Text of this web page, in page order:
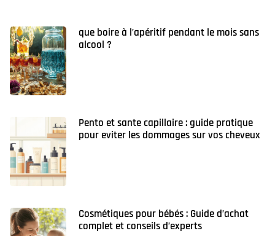
que boire à l’apéritif pendant le mois sans
alcool ?
Pento et sante capillaire : guide pratique
pour eviter les dommages sur vos cheveux
Cosmétiques pour bébés : Guide d’achat
complet et conseils d’experts